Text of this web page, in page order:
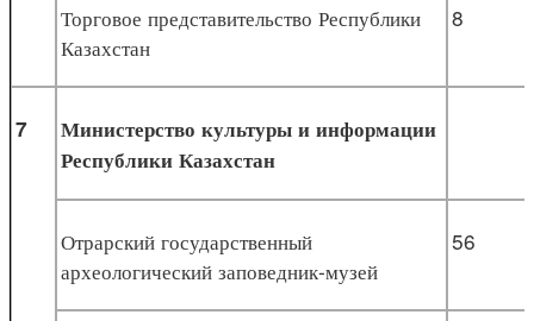
Торговое представительство Республики
Казахстан
8
7
Министерство культуры и информации
Республики Казахстан
Отрарский государственный
археологический заповедник-музей
56